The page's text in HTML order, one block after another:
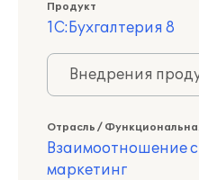
Продукт
1С:Бухгалтерия 8
Внедрения
Отрасль /
Взаимоотношение с
маркетинг